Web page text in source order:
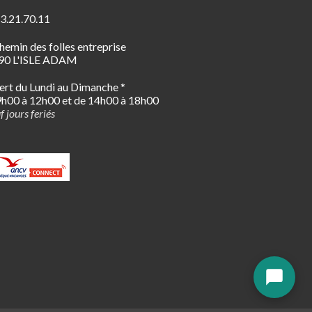
des folles entreprise
L'ISLE ADAM
du Lundi au Dimanche *
à 12h00 et de 14h00 à 18h00
jours feriés